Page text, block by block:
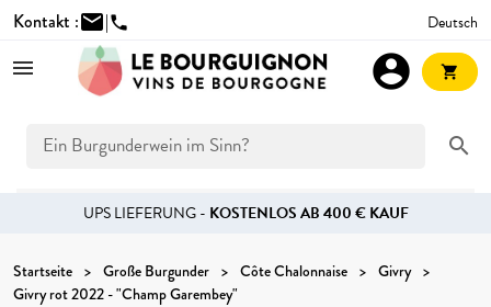
Kontakt :mail|phone Deutsch
search
account_circle shopping_cart
UPS LIEFERUNG - KOSTENLOS AB 400 € KAUF
Startseite Große Burgunder Côte Chalonnaise
Givry
Givry rot 2022 - "Champ Garembey"